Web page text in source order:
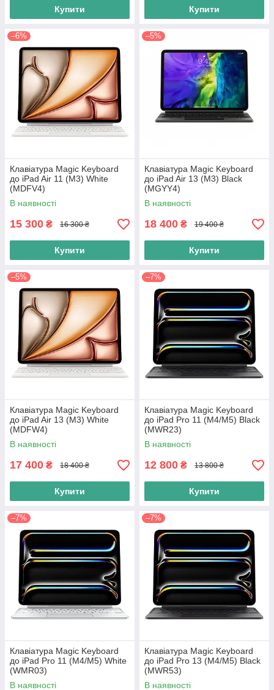
Купити Купити
–6%
Клавіатура Magic Keyboard
до iPad Air 11 (M3) White
(MDFV4)
В наявності
15 300 ₴ 16 300 ₴
Купити
–5%
Клавіатура Magic Keyboard
до iPad Air 13 (M3) Black
(MGYY4)
В наявності
18 400 ₴ 19 400 ₴
Купити
–5%
Клавіатура Magic Keyboard
до iPad Air 13 (M3) White
(MDFW4)
В наявності
17 400 ₴ 18 400 ₴
Купити
–7%
Клавіатура Magic Keyboard
до iPad Pro 11 (M4/M5) Black
(MWR23)
В наявності
12 800 ₴ 13 800 ₴
Купити
–7%
Клавіатура Magic Keyboard
до iPad Pro 11 (M4/M5) White
(WMR03)
В наявності
–7%
Клавіатура Magic Keyboard
до iPad Pro 13 (M4/M5) Black
(MWR53)
В наявності